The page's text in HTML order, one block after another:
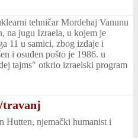
tehničar Mordehaj Vanunu
na jugu Izraela, u kojem je
11 u samici, zbog izdaje i
i osuđen pošto je 1986. u
tajms" otkrio izraelski program
travanj
Hutten, njemački humanist i